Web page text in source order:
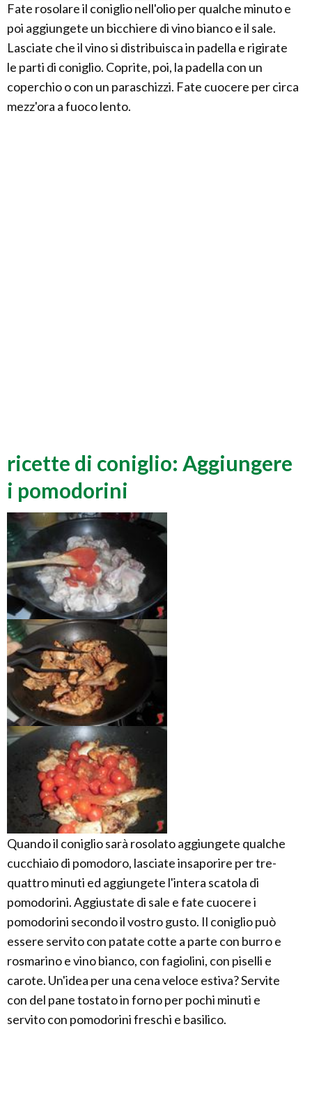
Fate rosolare il coniglio nell'olio per qualche minuto e
poi aggiungete un bicchiere di vino bianco e il sale.
Lasciate che il vino si distribuisca in padella e rigirate
le parti di coniglio. Coprite, poi, la padella con un
coperchio o con un paraschizzi. Fate cuocere per circa
mezz'ora a fuoco lento.
ricette di coniglio: Aggiungere
i pomodorini
Quando il coniglio sarà rosolato aggiungete qualche
cucchiaio di pomodoro, lasciate insaporire per tre-
quattro minuti ed aggiungete l'intera scatola di
pomodorini. Aggiustate di sale e fate cuocere i
pomodorini secondo il vostro gusto. Il coniglio può
essere servito con patate cotte a parte con burro e
rosmarino e vino bianco, con fagiolini, con piselli e
carote. Un'idea per una cena veloce estiva? Servite
con del pane tostato in forno per pochi minuti e
servito con pomodorini freschi e basilico.